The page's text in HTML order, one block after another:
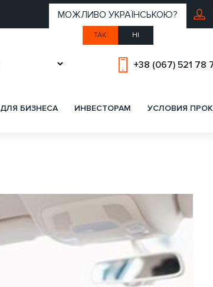
МОЖЛИВО УКРАЇНСЬКОЮ?
ТАК НІ
+38 (067) 521 78
ДЛЯ БИЗНЕСА ИНВЕСТОРАМ УСЛОВИЯ